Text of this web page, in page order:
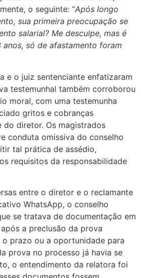
o seguinte: “Após longo
sua primeira preocupação se
salarial? Me desculpe, mas é
anos, só de afastamento foram
e o juiz sentenciante enfatizaram
testemunhal também corroborou
moral, com uma testemunha
gritos e cobranças
do diretor. Os magistrados
conduta omissiva do conselho
tal prática de assédio,
requisitos da responsabilidade
entre o diretor e o reclamante
WhatsApp, o conselho
se tratava de documentação em
a preclusão da prova
o prazo ou a oportunidade para
prova no processo já havia se
o entendimento da relatora foi